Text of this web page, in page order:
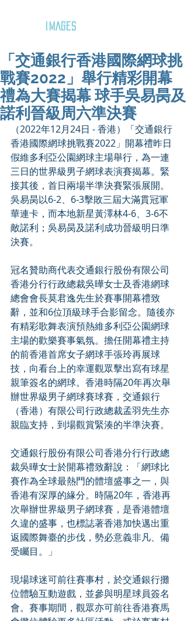
IMAGES
「交通銀行香港國際網球挑
戰賽2022」舉行精彩開幕
禮為大賽揭幕 球手吳易昺及
諾利晉級周六準決賽
（2022年12月24日 - 香港）「交通銀行
香港國際網球挑戰賽2022」開幕禮昨日
假維多利亞公園網球主場舉行，為一連
三日的世界級男子網球表演賽揭幕。緊
接其後，首日兩場半準決賽緊張展開。
吳易昺以6-2、6-3擊敗三屆大滿貫冠軍
華連卡，而本地新星黃澤林4-6、3-6不
敵諾利；吳易昺及諾利成功晉級明日準
決賽。
冠名贊助商代表交通銀行股份有限公司
香港分行行政總裁吳曄女士及香港網球
總會會長莫君逸先生於賽事開幕禮致
辭，並和6位頂級球手合影留念。隨後亦
有精彩歌舞表演預熱維多利亞公園網球
主場的歡樂賽事氣氛。擔任開幕禮主持
的前香港首席女子網球手張玲再展球
技，向看台上的幸運觀眾擊出寫有球星
親筆簽名的網球。香港時隔20年再次舉
辦世界級男子網球賽球賽，交通銀行
（香港）有限公司行政總裁孟羽先生亦
親臨支持，到場觀賞緊湊的半準決賽。
交通銀行股份有限公司香港分行行政總
裁吳曄女士於開幕禮致辭說：「網球比
賽作為全球最熱門的體壇盛事之一，與
香港有深厚的緣分。時隔20年，香港再
次舉辦世界級男子網球賽，是香港體壇
久違的盛事，也標誌著香港加快邁出重
返國際舞臺的步伐，勢必意義非凡、備
受矚目。」
現場球迷可前往賽事村，於交通銀行攤
位體驗互動遊戲，並參與明星球員簽名
會。賽事期間，觀眾亦可前往香港賽馬